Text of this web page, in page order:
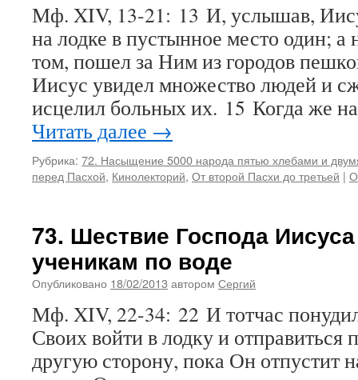
Мф. XIV, 13-21: 13 И, услышав,
на лодке в пустынное место один;
том, пошел за Ним из городов
Иисус увидел множество людей и
исцелил больных их. 15 Когда же
Читать далее →
Рубрика: 72. Насыщение 5000 народа пятью хлебами и
перед Пасхой, Кинолекторий, От второй Пасхи до третьей |
73. Шествие Господа
ученикам по воде
Опубликовано 18/02/2013 автором Сергий
Мф. XIV, 22-34: 22 И тотчас
Своих войти в лодку и отправиться
другую сторону, пока Он отпустит